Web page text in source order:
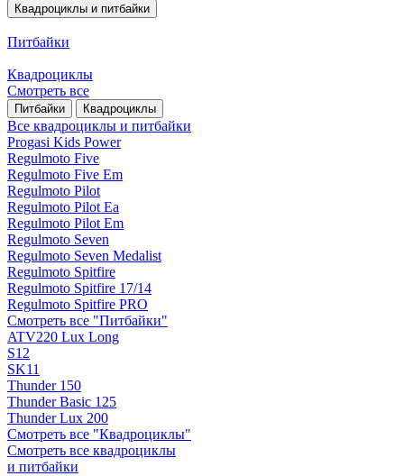
Квадроциклы и питбайки
Питбайки
Квадроциклы
Смотреть все
Питбайки Квадроциклы
Все квадроциклы и питбайки
Progasi Kids Power
Regulmoto Five
Regulmoto Five Em
Regulmoto Pilot
Regulmoto Pilot Ea
Regulmoto Pilot Em
Regulmoto Seven
Regulmoto Seven Medalist
Regulmoto Spitfire
Regulmoto Spitfire 17/14
Regulmoto Spitfire PRO
Смотреть все "Питбайки"
ATV220 Lux Long
S12
SK11
Thunder 150
Thunder Basic 125
Thunder Lux 200
Смотреть все "Квадроциклы"
Смотреть все квадроциклы
и питбайки